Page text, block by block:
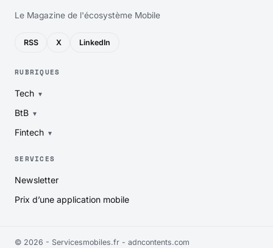
Le Magazine de l'écosystème Mobile
RSS X LinkedIn
RUBRIQUES
Tech
BtB
Fintech
SERVICES
Newsletter
Prix d’une application mobile
© 2026 - Servicesmobiles.fr - adncontents.com